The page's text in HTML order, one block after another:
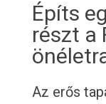
Építs
részt a
Az erős